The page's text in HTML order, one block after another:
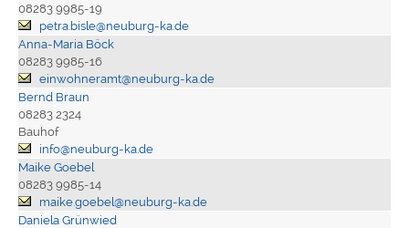
08283 9985-19
petra.bisle@neuburg-ka.de
Anna-Maria Böck
08283 9985-16
einwohneramt@neuburg-ka.de
Bernd Braun
08283 2324
Bauhof
info@neuburg-ka.de
Maike Goebel
08283 9985-14
maike.goebel@neuburg-ka.de
Daniela Grünwied